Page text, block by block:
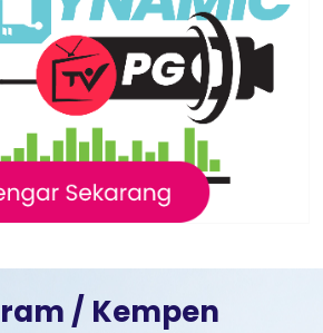
/ Kempen